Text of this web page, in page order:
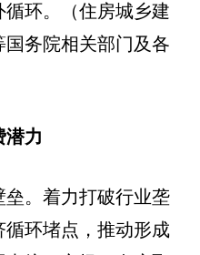
环。（住房城乡建
务院相关部门及各
潜力
垒。着力打破行业垄
循环堵点，推动形成